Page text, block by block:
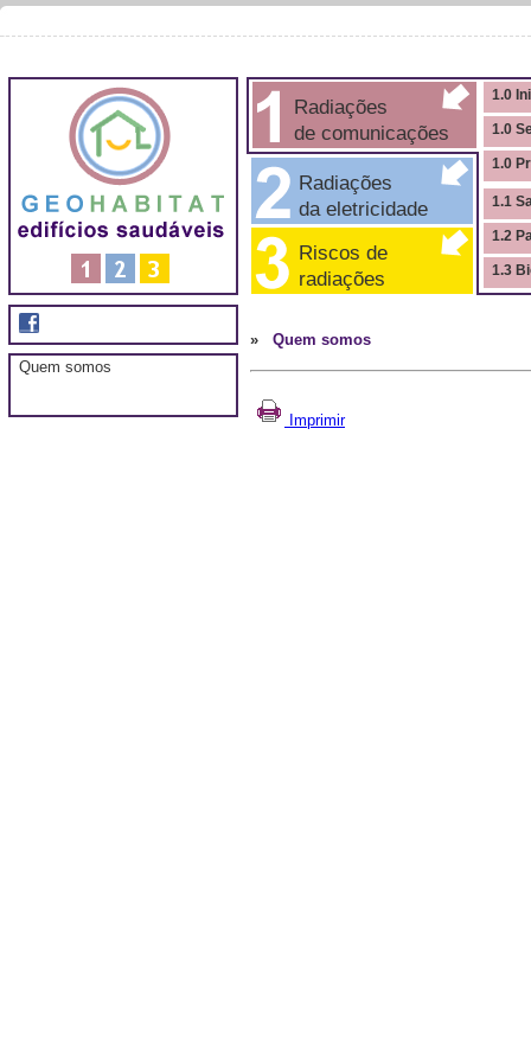
Radiações
de comunicações
Radiações
da eletricidade
Riscos de
radiações
1.0
1.0
1.0
1.1
1.2
1.3
Quem somos
» Quem somos
Imprimir